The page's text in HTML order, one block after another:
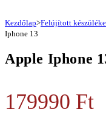
Kezdőlap>Felújított
Iphone 13
Apple Iphone
179990 Ft